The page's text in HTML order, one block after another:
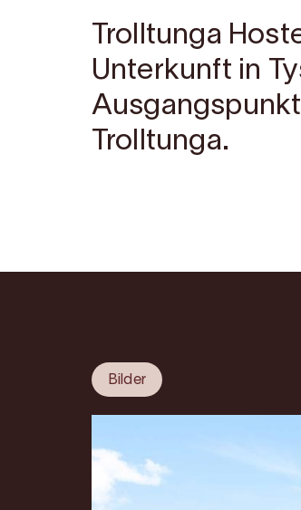
Trolltunga
Unterkunft in
Trolltunga.
Bilder